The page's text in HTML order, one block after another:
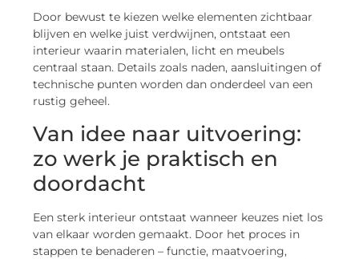
Door bewust te kiezen welke elementen zichtbaar
blijven en welke juist verdwijnen, ontstaat een
interieur waarin materialen, licht en meubels
centraal staan. Details zoals naden, aansluitingen of
technische punten worden dan onderdeel van een
rustig geheel.
Van idee naar uitvoering:
zo werk je praktisch en
doordacht
Een sterk interieur ontstaat wanneer keuzes niet los
van elkaar worden gemaakt. Door het proces in
stappen te benaderen – functie, maatvoering,